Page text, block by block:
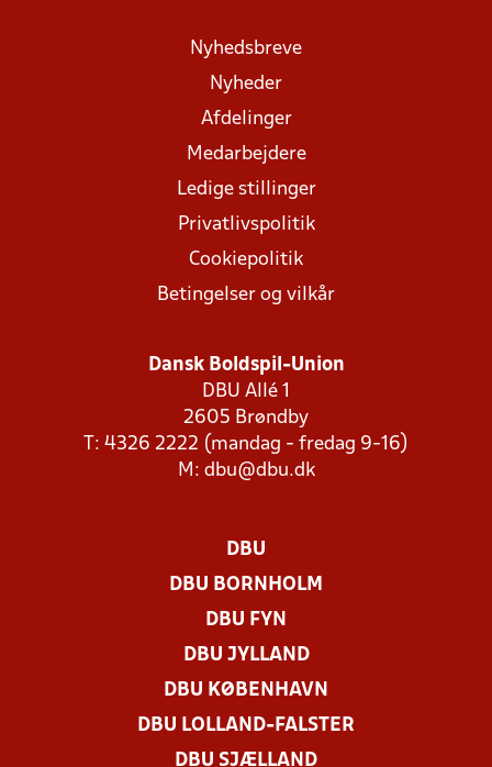
Nyhedsbreve
Nyheder
Afdelinger
Medarbejdere
Ledige stillinger
Privatlivspolitik
Cookiepolitik
Betingelser og vilkår
Dansk Boldspil-Union
DBU Allé 1
2605 Brøndby
T: 4326 2222 (mandag - fredag 9-16)
M: dbu@dbu.dk
DBU
DBU BORNHOLM
DBU FYN
DBU JYLLAND
DBU KØBENHAVN
DBU LOLLAND-FALSTER
DBU SJÆLLAND